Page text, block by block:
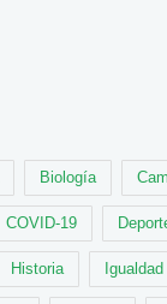
Biología
COVID-19
Historia